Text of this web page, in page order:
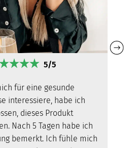
5/5
für eine gesunde
interessiere, habe ich
dieses Produkt
Nach 5 Tagen habe ich
bemerkt. Ich fühle mich